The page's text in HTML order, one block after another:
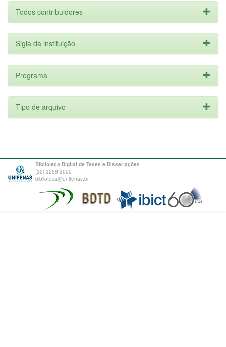
Todos contribuidores
Sigla da instituição
Programa
Tipo de arquivo
Biblioteca Digital de Teses e Dissertações
(35) 3299-3000
biblioteca@unifenas.br